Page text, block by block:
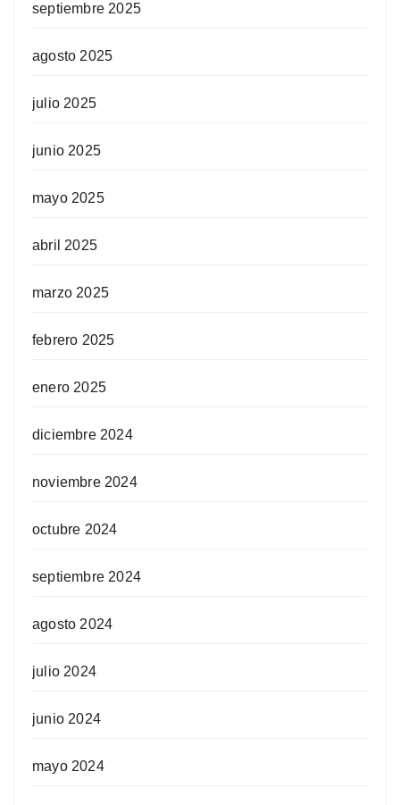
septiembre 2025
agosto 2025
julio 2025
junio 2025
mayo 2025
abril 2025
marzo 2025
febrero 2025
enero 2025
diciembre 2024
noviembre 2024
octubre 2024
septiembre 2024
agosto 2024
julio 2024
junio 2024
mayo 2024